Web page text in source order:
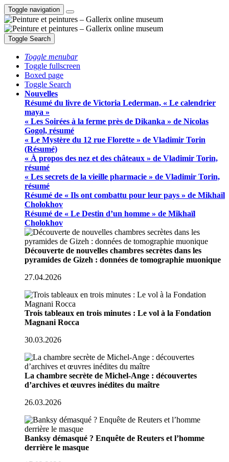
Toggle navigation
Toggle Search
Toggle menubar
Toggle fullscreen
Boxed page
Toggle Search
Nouvelles
Résumé du livre de Victoria Lederman, « Le calendrier
maya »
« Les Soirées à la ferme près de Dikanka » de Nicolas
Gogol, résumé
« Le Mystère du 12 rue Florette » de Vladimir Torin
(Résumé)
« À propos des nez et des châteaux » de Vladimir Torin,
résumé
« Les secrets de la vieille pharmacie » de Vladimir Torin,
résumé
Résumé de « Ils ont combattu pour leur pays » de Mikhaïl
Cholokhov
Résumé de « Le Destin d’un homme » de Mikhaïl
Cholokhov
Découverte de nouvelles chambres secrètes dans les
pyramides de Gizeh : données de tomographie muonique
27.04.2026
Trois tableaux en trois minutes : Le vol à la Fondation
Magnani Rocca
30.03.2026
La chambre secrète de Michel-Ange : découvertes
d’archives et œuvres inédites du maître
26.03.2026
Banksy démasqué ? Enquête de Reuters et l’homme
derrière le masque